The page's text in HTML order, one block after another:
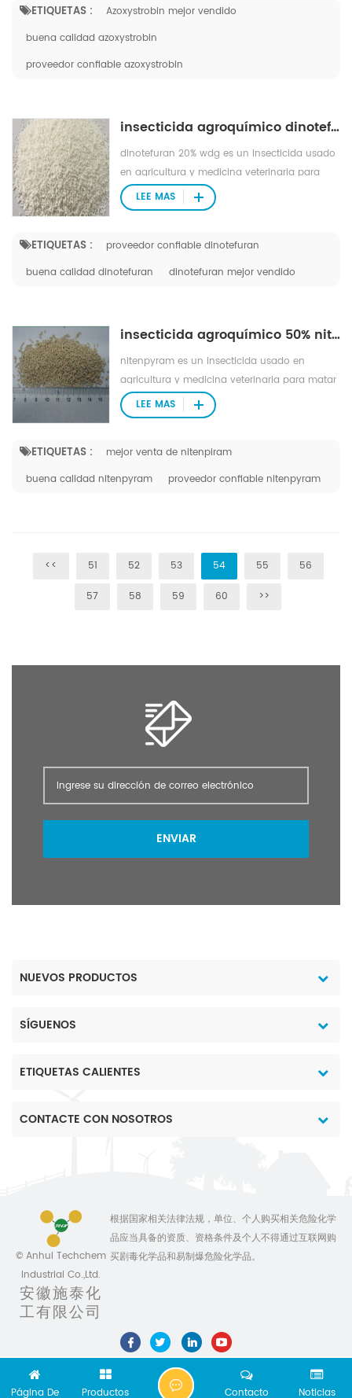
ETIQUETAS :
Azoxystrobin mejor vendido
buena calidad azoxystrobin
proveedor confiable azoxystrobin
insecticida agroquímico dinotefuran 20% wdg
dinotefuran 20% wdg es un insecticida usado
en agricultura y medicina veterinaria para
matar insectos parásitos externos de ganado
y mascotas.
ETIQUETAS :
proveedor confiable dinotefuran
buena calidad dinotefuran
dinotefuran mejor vendido
LEE MAS
insecticida agroquímico 50% nitenpyram wsg
nitenpyram es un insecticida usado en
agricultura y medicina veterinaria para matar
parásitos externos de insectos de ganado y
mascotas.
ETIQUETAS :
mejor venta de nitenpiram
buena calidad nitenpyram
proveedor confiable nitenpyram
LEE MAS
<< 51 52 53 54 55 56
57 58 59 60 >>
ENVIAR
NUEVOS PRODUCTOS
SÍGUENOS
ETIQUETAS CALIENTES
CONTACTE CON NOSOTROS
© Anhui Techchem
Industrial Co.,Ltd.
安徽施泰化
工有限公司
根据国家相关法律法规，单位、个人购买相关危险化学
品应当具备的资质、资格条件及个人不得通过互联网购
买剧毒化学品和易制爆危险化学品。
Página De Productos Noticias
Contacto